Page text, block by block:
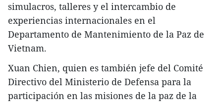
simulacros, talleres y el intercambio de
experiencias internacionales en el
Departamento de Mantenimiento de la Paz de
Vietnam.
Xuan Chien, quien es también jefe del Comité
Directivo del Ministerio de Defensa para la
participación en las misiones de la paz de la